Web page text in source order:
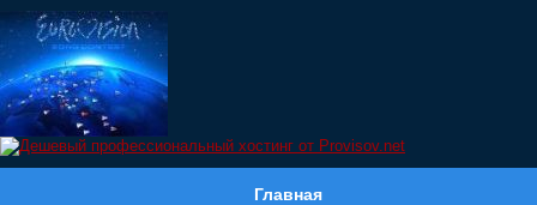
Главная